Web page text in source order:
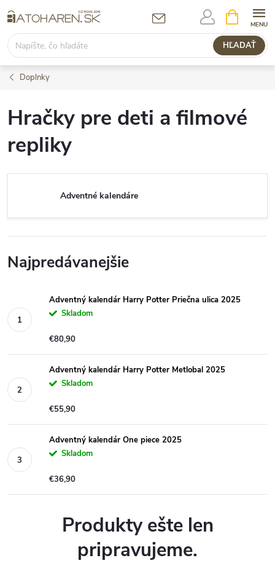
na
obsah
HĽADAŤ
KOŠÍK
Doplnky
Hračky pre deti a filmové
repliky
Adventné kalendáre
Najpredávanejšie
Adventný kalendár Harry Potter Priečna ulica 2025
Skladom
€80,90
Adventný kalendár Harry Potter Metlobal 2025
Skladom
€55,90
Adventný kalendár One piece 2025
Skladom
€36,90
Produkty ešte len
pripravujeme.